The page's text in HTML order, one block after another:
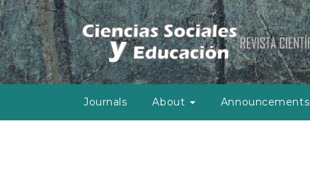
M
a
i
n
N
a
g
Journals About Announcements